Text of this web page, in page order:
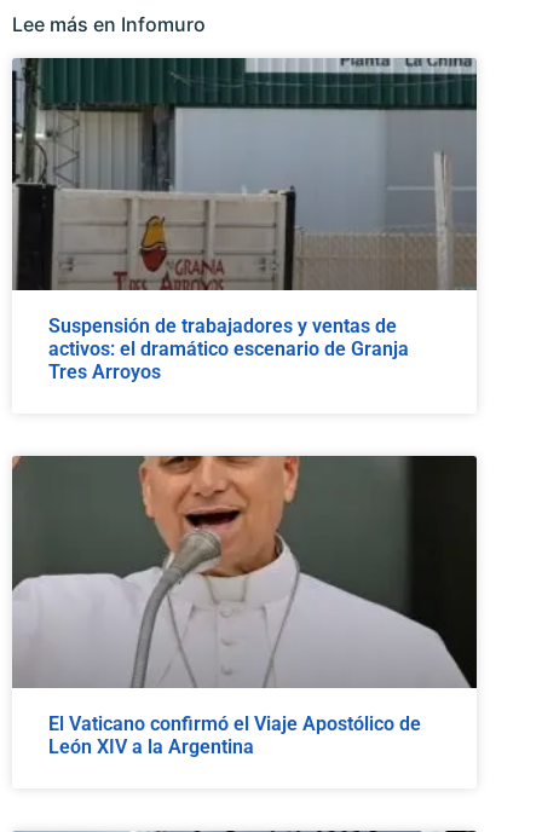
Lee más en Infomuro
Suspensión de trabajadores y ventas de
activos: el dramático escenario de Granja
Tres Arroyos
El Vaticano confirmó el Viaje Apostólico de
León XIV a la Argentina